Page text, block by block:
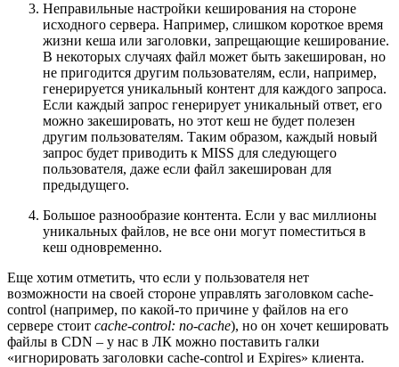
Неправильные настройки кеширования на стороне
исходного сервера. Например, слишком короткое время
жизни кеша или заголовки, запрещающие кеширование.
В некоторых случаях файл может быть закеширован, но
не пригодится другим пользователям, если, например,
генерируется уникальный контент для каждого запроса.
Если каждый запрос генерирует уникальный ответ, его
можно закешировать, но этот кеш не будет полезен
другим пользователям. Таким образом, каждый новый
запрос будет приводить к MISS для следующего
пользователя, даже если файл закеширован для
предыдущего.
Большое разнообразие контента. Если у вас миллионы
уникальных файлов, не все они могут поместиться в
кеш одновременно.
Еще хотим отметить, что если у пользователя нет
возможности на своей стороне управлять заголовком cache-
control (например, по какой-то причине у файлов на его
сервере стоит cache-control: no-cache), но он хочет кешировать
файлы в CDN – у нас в ЛК можно поставить галки
«игнорировать заголовки cache-control и Expires» клиента.